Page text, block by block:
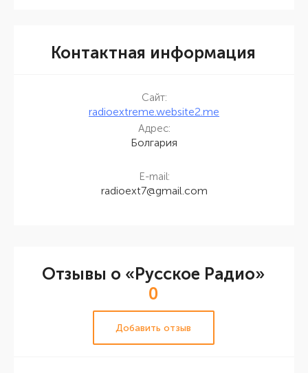
Контактная информация
Сайт:
radioextreme.website2.me
Адрес:
Болгария
E-mail:
radioext7@gmail.com
Отзывы о «Русское Радио»
0
Добавить отзыв